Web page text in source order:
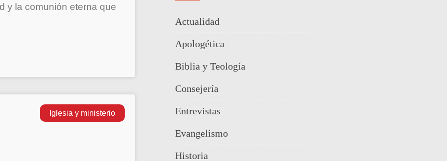
y la comunión eterna que
Iglesia y ministerio
Actualidad
Apologética
Biblia y Teología
Consejería
Entrevistas
Evangelismo
Historia